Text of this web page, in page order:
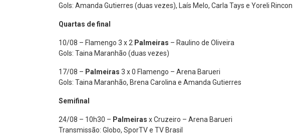
Gols: Amanda Gutierres (duas vezes), Laís Melo, Carla Tays e Yoreli Rincon
Quartas de final
10/08 – Flamengo 3 x 2 Palmeiras – Raulino de Oliveira
Gols: Taina Maranhão (duas vezes)
17/08 – Palmeiras 3 x 0 Flamengo – Arena Barueri
Gols: Taina Maranhão, Brena Carolina e Amanda Gutierres
Semifinal
24/08 – 10h30 – Palmeiras x Cruzeiro – Arena Barueri
Transmissão: Globo, SporTV e TV Brasil